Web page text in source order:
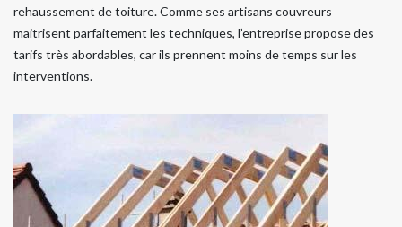
rehaussement de toiture. Comme ses artisans couvreurs
maitrisent parfaitement les techniques, l’entreprise propose des
tarifs très abordables, car ils prennent moins de temps sur les
interventions.